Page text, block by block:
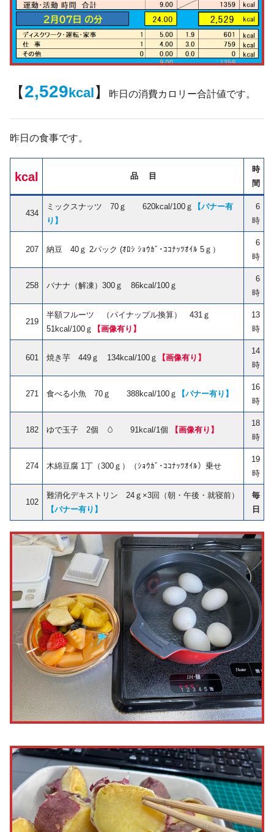
【2,529kcal 】 昨日の消費カロリー合計値です。
昨日の食事です。
kcal 品 目
時
間
434
ミックスナッツ 70ｇ 620kcal/100ｇ
【バナー有
り】
6
時
207 納豆 40ｇ 2パック (ｵﾛｼ ｼｮｳｶﾞ･ｺｺﾅｯﾂｵｲﾙ 5ｇ）
6
時
258 バナナ（解凍）300ｇ 86kcal/100ｇ
6
時
219
半額フルーツ （パイナップル換算） 431ｇ
51kcal/100ｇ
【画像有り】
13
時
601 焼き芋 449ｇ 134kcal/100ｇ 【画像有り】
14
時
271 食べる小魚 70ｇ 388kcal/100ｇ 【バナー有り】
16
時
182 ゆで玉子 2個 🥚 91kcal/1個 【画像有り】
18
時
274 木綿豆腐 1丁（300ｇ）（ｼｮｳｶﾞ･ｺｺﾅｯﾂｵｲﾙ）乗せ
19
時
102
難消化デキストリン 24ｇ×3回（朝・午後・就寝前）
【バナー有り】
毎
日